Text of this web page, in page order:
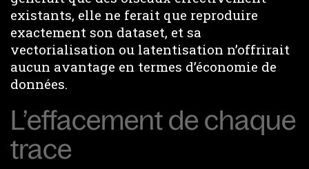
existants, elle ne ferait que reproduire
exactement son dataset, et sa
vectorialisation ou latentisation n’offrirait
aucun avantage en termes d’économie de
données.
L’effacement de chaque
trace